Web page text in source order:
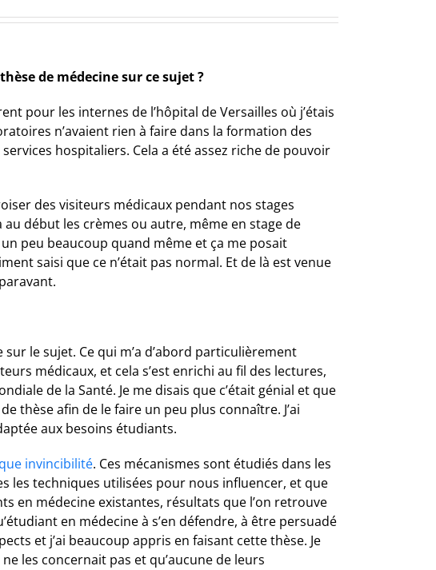
de médecine sur ce sujet ?
pour les internes de l’hôpital de Versailles où j’étais
n’avaient rien à faire dans la formation des
hospitaliers. Cela a été assez riche de pouvoir
des visiteurs médicaux pendant nos stages
début les crèmes ou autre, même en stage de
peu beaucoup quand même et ça me posait
saisi que ce n’était pas normal. Et de là est venue
le sujet. Ce qui m’a d’abord particulièrement
médicaux, et cela s’est enrichi au fil des lectures,
de la Santé. Je me disais que c’était génial et que
thèse afin de le faire un peu plus connaître. J’ai
aux besoins étudiants.
invincibilité. Ces mécanismes sont étudiés dans les
les techniques utilisées pour nous influencer, et que
en médecine existantes, résultats que l’on retrouve
en médecine à s’en défendre, à être persuadé
et j’ai beaucoup appris en faisant cette thèse. Je
les concernait pas et qu’aucune de leurs